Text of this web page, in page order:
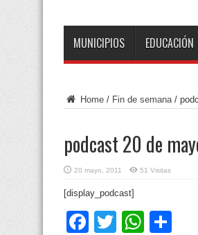
MUNICIPIOS EDUCACIÓN
Home / Fin de semana /
podcast 20 de
20 mayo, 2011 51 Visitas
[display_podcast]
Facebook
Twitter